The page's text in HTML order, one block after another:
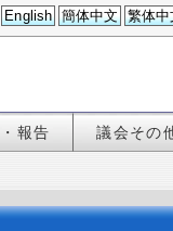
English 簡体中文 繁体中
報告 議会その